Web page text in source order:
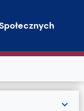
expand_more